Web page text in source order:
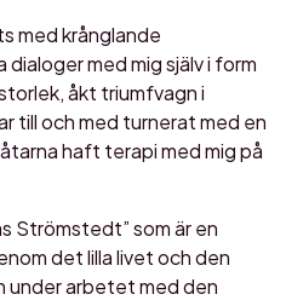
med krånglande
med mig själv i form
åkt triumfvagn i
till och med turnerat med en
haft terapi med mig på
Strömstedt” som är en
det lilla livet och den
under arbetet med den